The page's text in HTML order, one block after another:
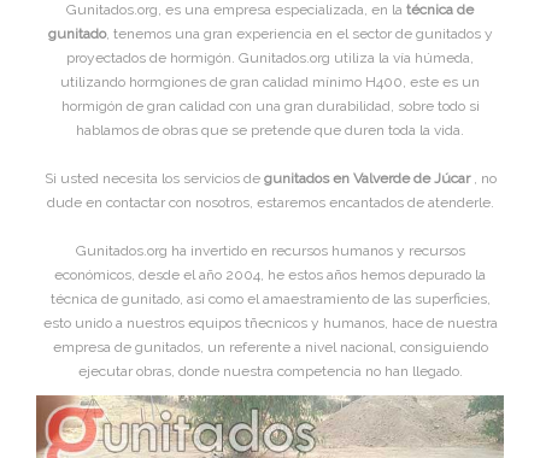
Gunitados.org, es una empresa especializada, en la técnica de
gunitado, tenemos una gran experiencia en el sector de gunitados y
proyectados de hormigón. Gunitados.org utiliza la vía húmeda,
utilizando hormgiones de gran calidad mínimo H400, este es un
hormigón de gran calidad con una gran durabilidad, sobre todo si
hablamos de obras que se pretende que duren toda la vida.
Si usted necesita los servicios de gunitados en Valverde de Júcar , no
dude en contactar con nosotros, estaremos encantados de atenderle.
Gunitados.org ha invertido en recursos humanos y recursos
económicos, desde el año 2004, he estos años hemos depurado la
técnica de gunitado, asi como el amaestramiento de las superficies,
esto unido a nuestros equipos tñecnicos y humanos, hace de nuestra
empresa de gunitados, un referente a nivel nacional, consiguiendo
ejecutar obras, donde nuestra competencia no han llegado.